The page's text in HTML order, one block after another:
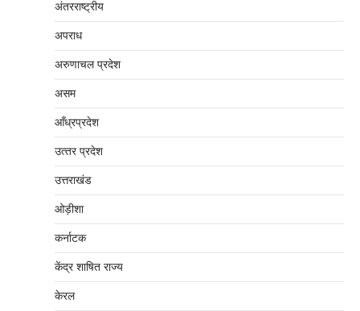
अंतरराष्‍ट्रीय
अपराध
अरुणाचल प्रदेश
असम
आँध्रप्रदेश
उत्‍तर प्रदेश
उत्तराखंड
ओड़ीशा
कर्नाटक
केंद्र शाषित राज्य
केरल